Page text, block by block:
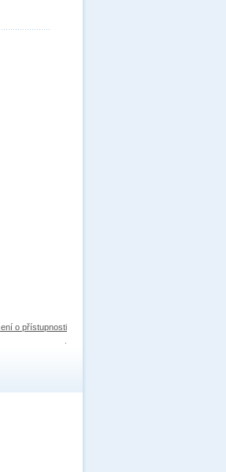
o přístupnosti